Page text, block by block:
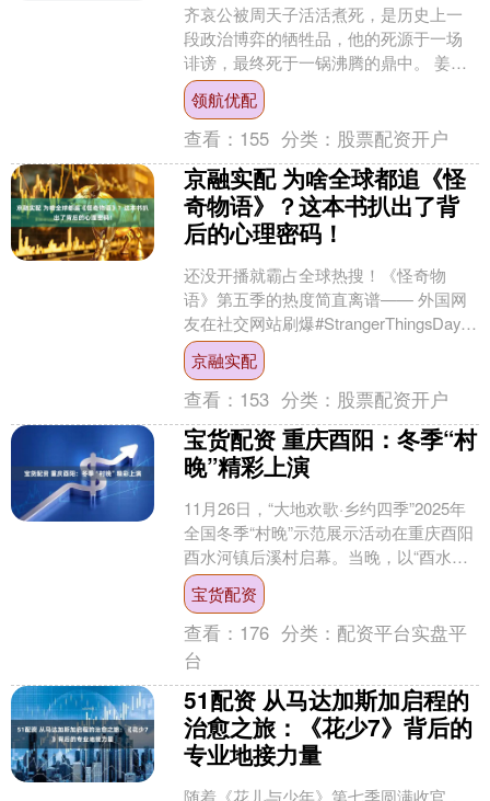
齐哀公被周天子活活煮死，是历史上一
段政治博弈的牺牲品，他的死源于一场
诽谤，最终死于一锅沸腾的鼎中。 姜子
牙曾帮助周武王灭商朝、建立西周，帮
助周朝开启了八百年的历....
领航优配
查看： 155 分类： 股票配资开户
京融实配 为啥全球都追《怪
奇物语》？这本书扒出了背
后的心理密码！
还没开播就霸占全球热搜！《怪奇物
语》第五季的热度简直离谱—— 外国网
友在社交网站刷爆#StrangerThingsDay，
话题阅读量突破10亿； 中国网友在微
博....
京融实配
查看： 153 分类： 股票配资开户
宝货配资 重庆酉阳：冬季“村
晚”精彩上演
11月26日，“大地欢歌·乡约四季”2025年
全国冬季“村晚”示范展示活动在重庆酉阳
酉水河镇后溪村启幕。当晚，以“酉水情·
土家韵”为主题的文艺晚会为民众呈现了
一....
宝货配资
查看： 176 分类： 配资平台实盘平
台
51配资 从马达加斯加启程的
治愈之旅：《花少7》背后的
专业地接力量
随着《花儿与少年》第七季圆满收官，